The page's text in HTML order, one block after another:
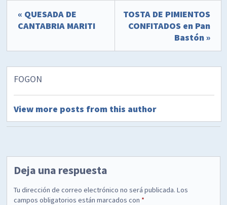
« QUESADA DE
CANTABRIA MARITI
TOSTA DE PIMIENTOS
CONFITADOS en Pan
Bastón »
FOGON
View more posts from this author
Deja una respuesta
Tu dirección de correo electrónico no será publicada. Los
campos obligatorios están marcados con *